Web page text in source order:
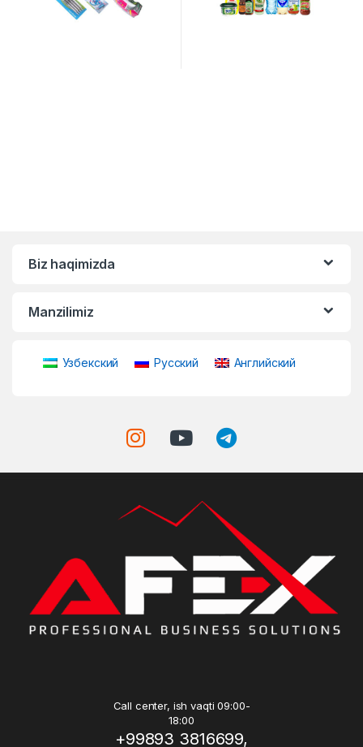
Biz haqimizda
Manzilimiz
Узбекский Русский Английский
Call center, ish vaqti 09:00-
18:00
+99893 3816699,